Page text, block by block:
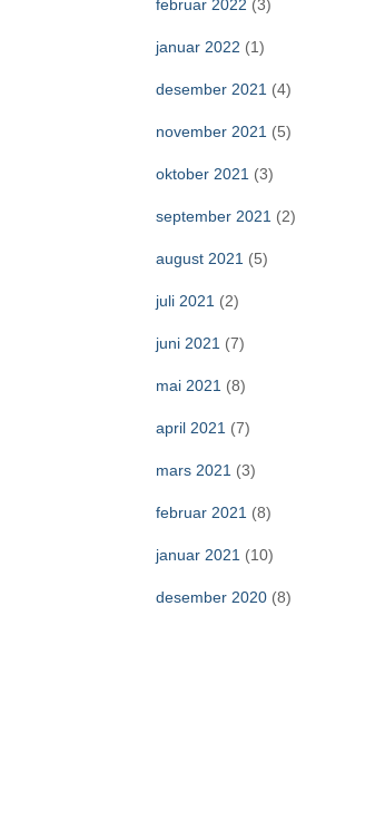
februar 2022 (3)
januar 2022 (1)
desember 2021 (4)
november 2021 (5)
oktober 2021 (3)
september 2021 (2)
august 2021 (5)
juli 2021 (2)
juni 2021 (7)
mai 2021 (8)
april 2021 (7)
mars 2021 (3)
februar 2021 (8)
januar 2021 (10)
desember 2020(8)